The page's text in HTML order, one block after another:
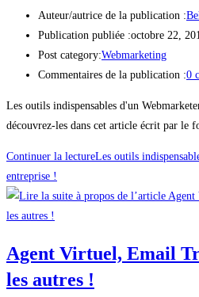
Auteur/autrice de la publication :
Publication publiée :octobre 22,
Post category:Webmarketing
Commentaires de la publication :0
Les outils indispensables d'un
découvrez-les dans cet article écrit par le
Continuer la lectureLes outils
entreprise !
Agent Virtuel, Email
les autres !